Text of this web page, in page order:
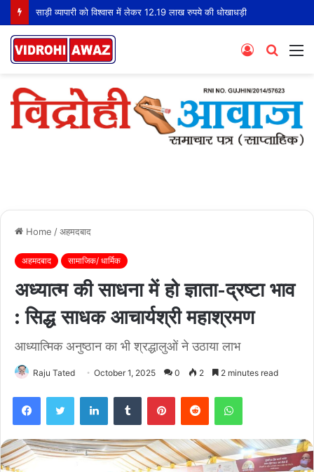
साड़ी व्यापारी को विश्वास में लेकर 12.19 लाख रुपये की धोखाधड़ी
Search
Log
Home /अहमदबाद
अहमदबाद सामाजिक/ धार्मिक
अध्यात्म की साधना में हो ज्ञाता-द्रष्टा भाव
: सिद्ध साधक आचार्यश्री महाश्रमण
आध्यात्मिक अनुष्ठान का भी श्रद्धालुओं ने उठाया लाभ
Raju Tated October 1, 2025 0 2 2 minutes read
FacebookTwitter LinkedInTumblr PinterestReddit WhatsApp